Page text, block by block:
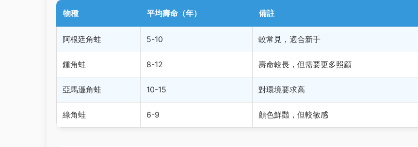
物種 平均壽命（年） 備註
阿根廷角蛙 5-10 較常見，適合新手
鍾角蛙 8-12 壽命較長，但需要更多照顧
亞馬遜角蛙 10-15 對環境要求高
綠角蛙 6-9 顏色鮮豔，但較敏感